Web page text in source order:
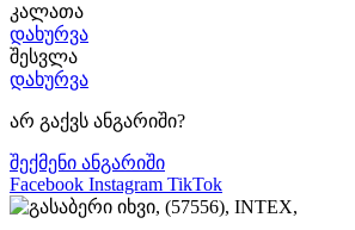
კალათა
დახურვა
შესვლა
დახურვა
არ გაქვს ანგარიში?
შექმენი ანგარიში
Facebook Instagram TikTok